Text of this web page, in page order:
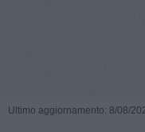
Ultimo aggiornamento: 8/08/